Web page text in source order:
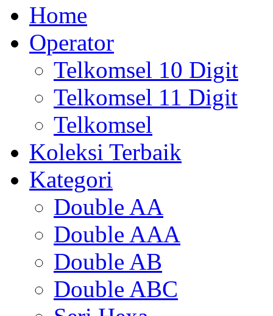
Home
Operator
Telkomsel 10 Digit
Telkomsel 11 Digit
Telkomsel
Koleksi Terbaik
Kategori
Double AA
Double AAA
Double AB
Double ABC